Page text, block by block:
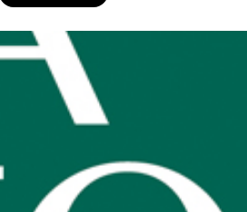
público: los significados del